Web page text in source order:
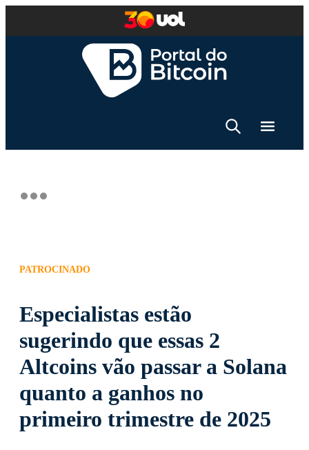
PATROCINADO
Especialistas estão
sugerindo que essas 2
Altcoins vão passar a Solana
quanto a ganhos no
primeiro trimestre de 2025